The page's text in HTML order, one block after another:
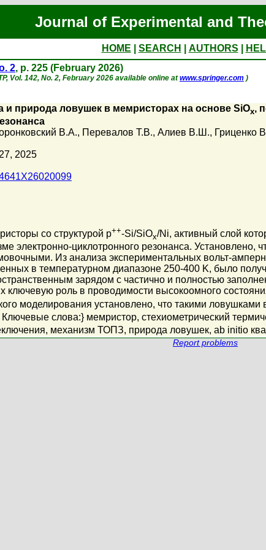
Journal of Experimental and
HOME SEARCH AUTHORS
2, p. 225 (February 2026)
Vol. 142, No. 2, February 2026 available online atwww.springer.com )
и природа ловушек в мемристорах на основе SiOx,
В.А., Перевалов Т.В., Алиев В.Ш., Гриценко
2025
со структурой p++-Si/SiOx/Ni, активный слой
электронно-циклотронного резонанса.
Из анализа экспериментальных вольт-
в температурном диапазоне 250-400 K, было
зарядом с частично и полностью
ключевую роль в проводимости высокоомного
моделирования установлено, что такими ловушками
слова:} мемристор, стехиометрический
механизм ТОПЗ, природа ловушек, ab initio
Report problems